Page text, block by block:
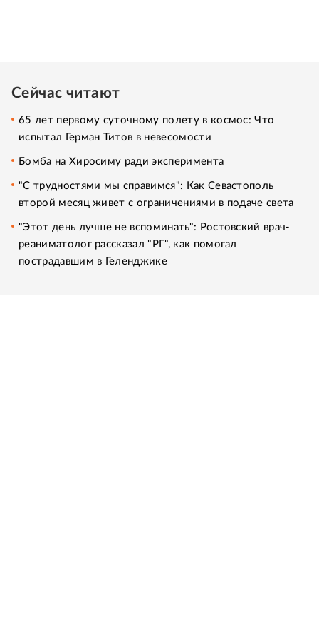
Сейчас читают
65 лет первому суточному полету в космос: Что
испытал Герман Титов в невесомости
Бомба на Хиросиму ради эксперимента
"С трудностями мы справимся": Как Севастополь
второй месяц живет с ограничениями в подаче света
"Этот день лучше не вспоминать": Ростовский врач-
реаниматолог рассказал "РГ", как помогал
пострадавшим в Геленджике